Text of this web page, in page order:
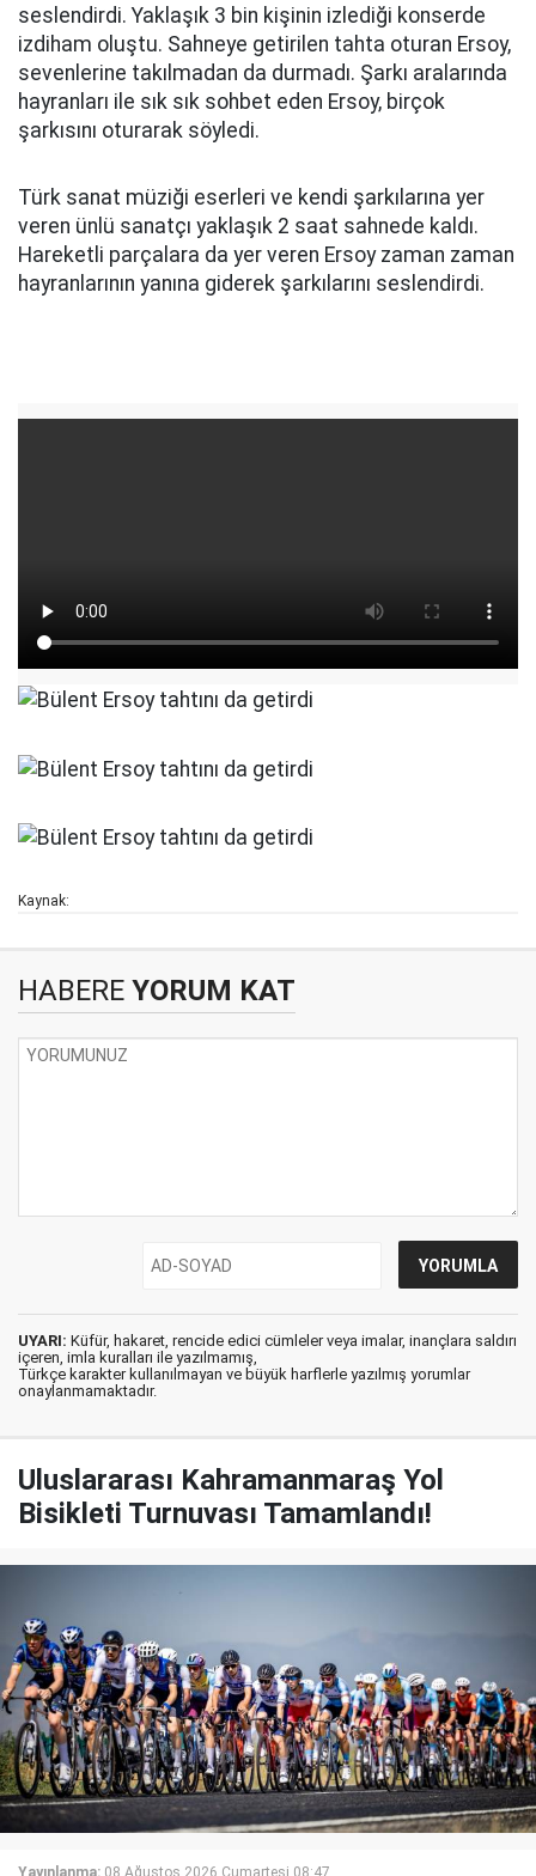
seslendirdi. Yaklaşık 3 bin kişinin izlediği konserde
izdiham oluştu. Sahneye getirilen tahta oturan Ersoy,
sevenlerine takılmadan da durmadı. Şarkı aralarında
hayranları ile sık sık sohbet eden Ersoy, birçok
şarkısını oturarak söyledi.
Türk sanat müziği eserleri ve kendi şarkılarına yer
veren ünlü sanatçı yaklaşık 2 saat sahnede kaldı.
Hareketli parçalara da yer veren Ersoy zaman zaman
hayranlarının yanına giderek şarkılarını seslendirdi.
Kaynak:
HABERE YORUM KAT
UYARI: Küfür, hakaret, rencide edici cümleler veya imalar, inançlara saldırı
içeren, imla kuralları ile yazılmamış,
Türkçe karakter kullanılmayan ve büyük harflerle yazılmış yorumlar
onaylanmamaktadır.
Uluslararası Kahramanmaraş Yol
Bisikleti Turnuvası Tamamlandı!
Yayınlanma: 08 Ağustos 2026 Cumartesi 08:47